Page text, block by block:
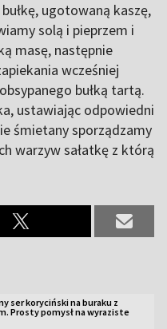
ugotowaną kaszę,
solą i pieprzem i
masę, następnie
wcześniej
bułką tartą.
ustawiając odpowiedni
śmietany sporządzamy
warzyw sałatkę z którą
ser koryciński na buraku z
Prosty pomysł na wyraziste